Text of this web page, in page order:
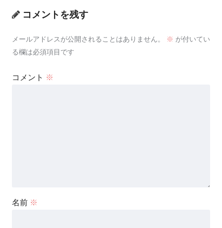
コメントを残す
メールアドレスが公開されることはありません。 ※ が付いてい
る欄は必須項目です
コメント ※
名前 ※